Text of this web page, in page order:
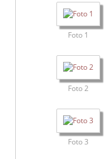
Foto 1
Foto 2
Foto 3